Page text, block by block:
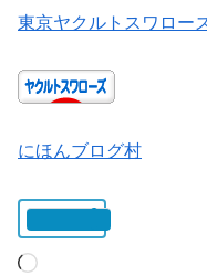
東京ヤクルトスワロー
にほんブログ村
読